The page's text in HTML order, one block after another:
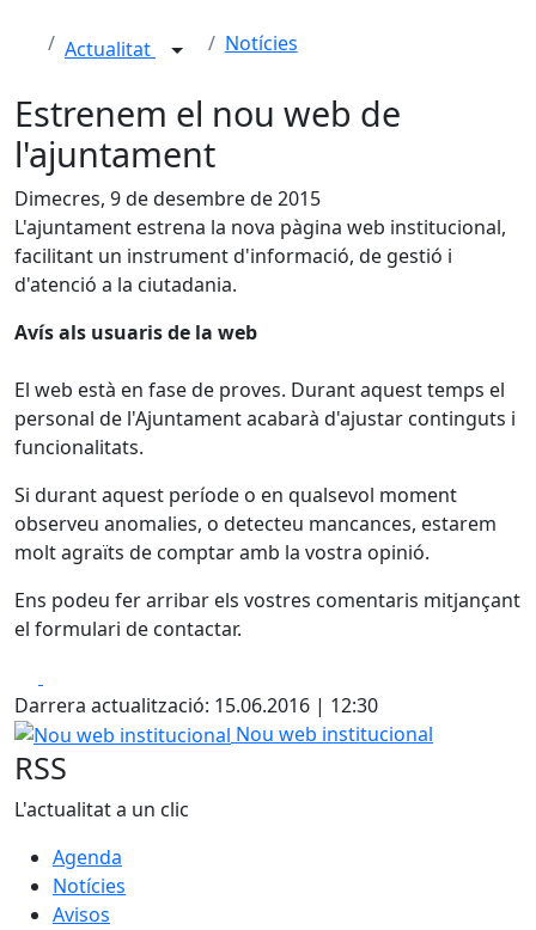
Actualitat Notícies
Estrenem el nou web de
l'ajuntament
Dimecres, 9 de desembre de 2015
L'ajuntament estrena la nova pàgina web institucional,
facilitant un instrument d'informació, de gestió i
d'atenció a la ciutadania.
Avís als usuaris de la web
El web està en fase de proves. Durant aquest temps el
personal de l'Ajuntament acabarà d'ajustar continguts i
funcionalitats.
Si durant aquest període o en qualsevol moment
observeu anomalies, o detecteu mancances, estarem
molt agraïts de comptar amb la vostra opinió.
Ens podeu fer arribar els vostres comentaris mitjançant
el formulari de contactar.
Darrera actualització: 15.06.2016 | 12:30
Nou web institucional
Nou web institucional
RSS
L'actualitat a un clic
Agenda
Notícies
Avisos